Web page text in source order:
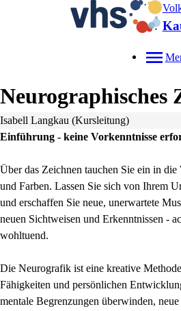
Neurographisches
Isabell Langkau (Kursleitung)
Einführung - keine Vorkenntnisse
Über das Zeichnen tauchen Sie ein in
und Farben. Lassen Sie sich von Ihrem
und erschaffen Sie neue, unerwartete
neuen Sichtweisen und Erkenntnissen -
wohltuend.
Die Neurografik ist eine kreative
Fähigkeiten und persönlichen
mentale Begrenzungen überwinden,